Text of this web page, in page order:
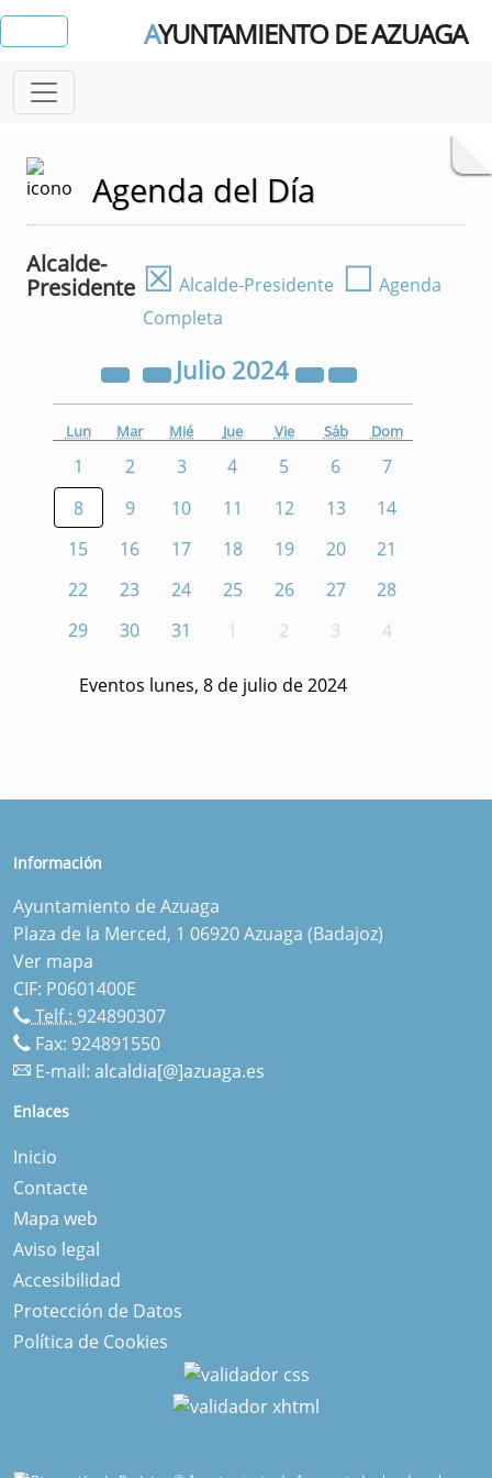
AYUNTAMIENTO DE AZUAGA
Agenda del Día
Alcalde-
Presidente ☒ Alcalde-Presidente ☐ Agenda
Completa
Julio 2024
Lun Mar Mié Jue Vie Sáb Dom
1 2 3 4 5 6
7
8
9 10 11 12 13
14
15
16 17 18 19 20
21
22
23 24 25 26 27
28
29
30 31 1 2 3 4
Eventos lunes, 8 de julio de 2024
Información
Ayuntamiento de Azuaga
Plaza de la Merced, 1 06920 Azuaga (Badajoz)
Ver mapa
CIF: P0601400E
Telf.: 924890307
Fax: 924891550
E-mail: alcaldia[@]azuaga.es
Enlaces
Inicio
Contacte
Mapa web
Aviso legal
Accesibilidad
Protección de Datos
Política de Cookies